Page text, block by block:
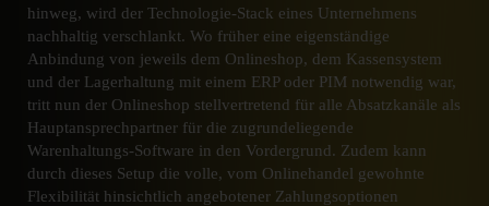
hinweg, wird der Technologie-Stack eines Unternehmens
nachhaltig verschlankt. Wo früher eine eigenständige
Anbindung von jeweils dem Onlineshop, dem Kassensystem
und der Lagerhaltung mit einem ERP oder PIM notwendig war,
tritt nun der Onlineshop stellvertretend für alle Absatzkanäle als
Hauptansprechpartner für die zugrundeliegende
Warenhaltungs-Software in den Vordergrund. Zudem kann
durch dieses Setup die volle, vom Onlinehandel gewohnte
Flexibilität hinsichtlich angebotener Zahlungsoptionen